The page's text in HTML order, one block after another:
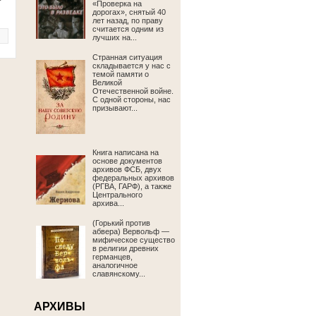
«Проверка на
дорогах», снятый 40
лет назад, по праву
считается одним из
лучших на...
Странная ситуация
складывается у нас с
темой памяти о
Великой
Отечественной войне.
С одной стороны, нас
призывают...
Книга написана на
основе документов
архивов ФСБ, двух
федеральных архивов
(РГВА, ГАРФ), а также
Центрального
архива...
(Горький против
абвера) Вервольф —
мифическое существо
в религии древних
германцев,
аналогичное
славянскому...
АРХИВЫ